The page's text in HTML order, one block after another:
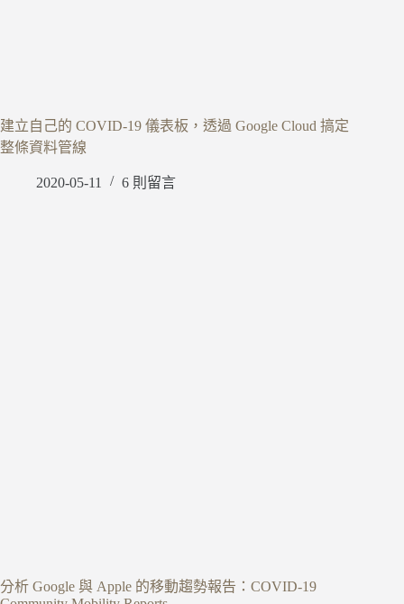
建立自己的 COVID-19 儀表板，透過 Google Cloud 搞定
整條資料管線
2020-05-11 6 則留言
分析 Google 與 Apple 的移動趨勢報告：COVID-19